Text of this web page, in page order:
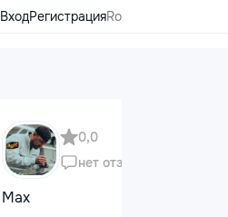
ВходРегистрацияRo
0,0
нет отзывов
Max